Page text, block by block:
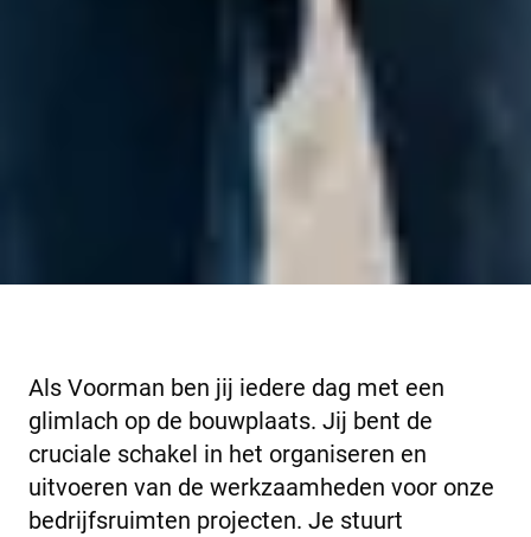
Als Voorman ben jij iedere dag met een
glimlach op de bouwplaats. Jij bent de
cruciale schakel in het organiseren en
uitvoeren van de werkzaamheden voor onze
bedrijfsruimten projecten. Je stuurt